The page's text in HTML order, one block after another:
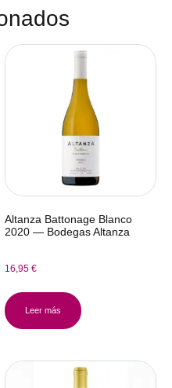
Altanza Battonage Blanco
2020 — Bodegas Altanza
16,95 €
Leer más